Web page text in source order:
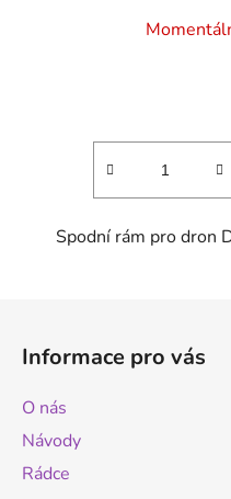
Spodní rám pro dron
Informace pro vás
O nás
Návody
Rádce